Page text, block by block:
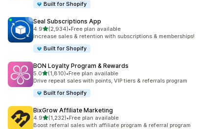
Built for Shopify
Seal Subscriptions App
4.9별 5개 중
(2,934)
총 리뷰 2934개
•Free plan available
Increase sales & retention with subscriptions & memberships!
Built for Shopify
BON Loyalty Program & Rewards
5.0별 5개 중
(1,810)
총 리뷰 1810개
•Free plan available
Drive repeat sales with points, VIP tiers & referrals program
Built for Shopify
BixGrow Affiliate Marketing
4.9별 5개 중
(1,232)
총 리뷰 1232개
•Free plan available
Boost referral sales with affiliate program & referral program